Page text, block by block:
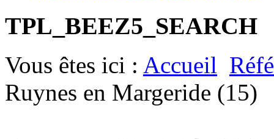
TPL_BEEZ5_SEARCH
Vous êtes ici : Accueil
Ruynes en Margeride (15)